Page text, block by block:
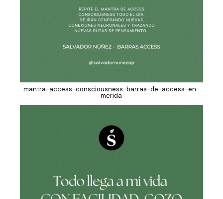
mantra-access-consciousness-barras-de-access-en-
merida